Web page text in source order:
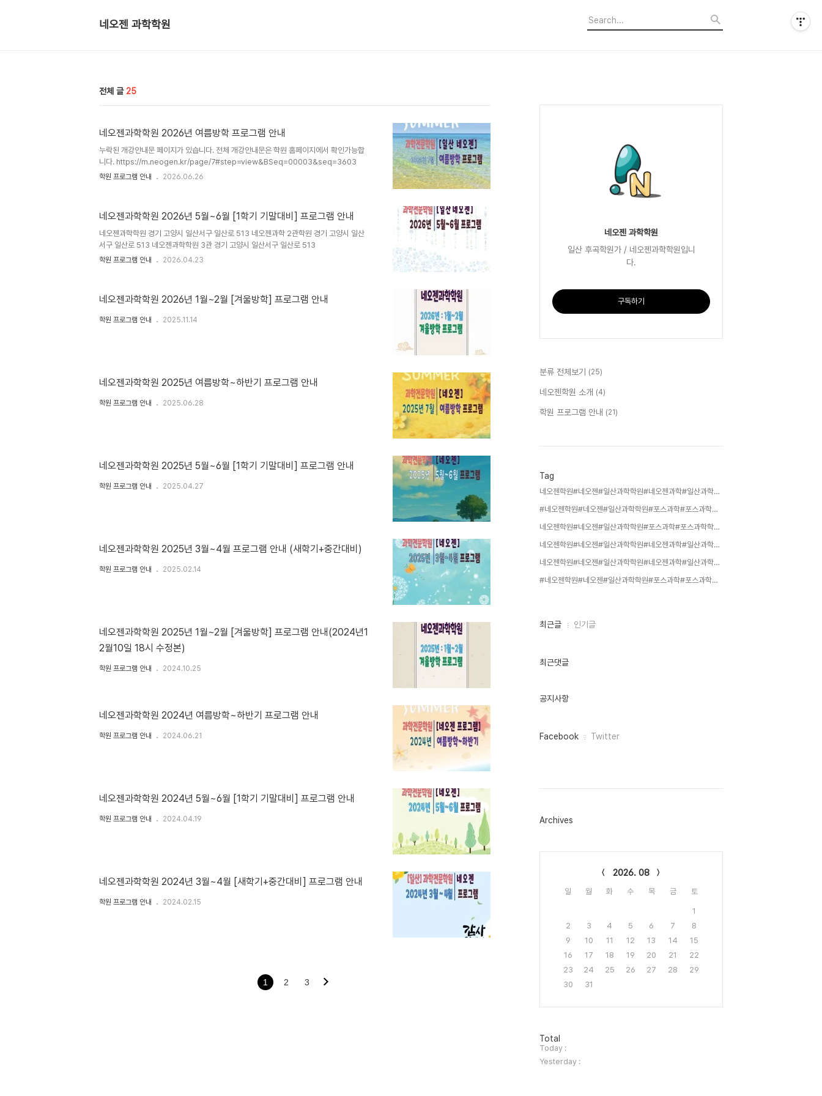
네오젠 과학학원
전체 글 25
네오젠과학학원 2026년 여름방학 프로그램 안내
누락된 개강안내문 페이지가 있습니다. 전체 개강안내문은 학원 홈페이지에서 확인가능합
니다. https://m.neogen.kr/page/7#step=view&BSeq=00003&seq=3603
학원 프로그램 안내 2026.06.26
네오젠과학학원 2026년 5월~6월 [1학기 기말대비] 프로그램 안내
네오젠과학학원 경기 고양시 일산서구 일산로 513 네오젠과학 2관학원 경기 고양시 일산
서구 일산로 513 네오젠과학학원 3관 경기 고양시 일산서구 일산로 513
학원 프로그램 안내 2026.04.23
네오젠과학학원 2026년 1월~2월 [겨울방학] 프로그램 안내
학원 프로그램 안내 2025.11.14
네오젠과학학원 2025년 여름방학~하반기 프로그램 안내
학원 프로그램 안내 2025.06.28
네오젠과학학원 2025년 5월~6월 [1학기 기말대비] 프로그램 안내
학원 프로그램 안내 2025.04.27
네오젠과학학원 2025년 3월~4월 프로그램 안내 (새학기+중간대비)
학원 프로그램 안내 2025.02.14
네오젠과학학원 2025년 1월~2월 [겨울방학] 프로그램 안내(2024년1
2월10일 18시 수정본)
학원 프로그램 안내 2024.10.25
네오젠과학학원 2024년 여름방학~하반기 프로그램 안내
학원 프로그램 안내 2024.06.21
네오젠과학학원 2024년 5월~6월 [1학기 기말대비] 프로그램 안내
학원 프로그램 안내 2024.04.19
네오젠과학학원 2024년 3월~4월 [새학기+중간대비] 프로그램 안내
학원 프로그램 안내 2024.02.15
1 2 3
네오젠 과학학원
일산 후곡학원가 / 네오젠과학학원입니
다.
구독하기
분류 전체보기 (25)
네오젠학원 소개 (4)
학원 프로그램 안내 (21)
Tag
네오젠학원#네오젠#일산과학학원#네오젠과학#일산과학#일산후곡#최상욱원장#화학최상욱#최상욱#네오젠과학학원#과학학원#통합과학#과학내신#화학1#물리1#생명과학1#중등과학,
#네오젠학원#네오젠#일산과학학원#포스과학#포스과학학원#일산후곡#최상욱원장#화학최상욱#최상욱#네오젠과학학원#과학학원,
네오젠학원#네오젠#일산과학학원#포스과학#포스과학학원#일산후곡#최상욱원장#화학최상욱#최상욱#네오젠과학학원#과학학원,
네오젠학원#네오젠#일산과학학원#네오젠과학#일산과학#일산후곡#최상욱원장#화학최상욱#최상욱#네오젠과학학원#과학학원#통합과학#과학내신#화학1#물리1#생명과학1#중등과학#지구과학1,
네오젠학원#네오젠#일산과학학원#네오젠과학#일산과학#일산후곡#최상욱원장#화학최상욱#최상욱#네오젠과학학원#과학학원#통합과학#과학내신#화학1#물리1#생명과학1#중등과학#운정고#대진고#주엽고#정발고#안곡고#가좌고#저동고#대화고#중산고#일산동고#덕이고#교육과정#특강,
#네오젠학원#네오젠#일산과학학원#포스과학#포스과학학원#일산후곡#최상욱원장#화학최상욱#최상욱#네오젠과학학원#과학학,
최
인
최근글 인기글
최근댓글
공지사항
페
그
Facebook Twitter
Archives
2026. 08
일 월 화 수 목 금 토
1
2
3 4 5 6 7
8
9
10 11 12 13 14
15
16
17 18 19 20 21
22
23
24 25 26 27 28
29
30
31
방
문
자
수
Total
Today :
Yesterday :